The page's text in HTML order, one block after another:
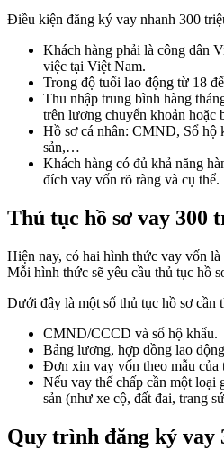
Điều kiện đăng ký vay nhanh 300
Khách hàng phải là công dân
việc tại Việt Nam.
Trong độ tuổi lao động từ 18
Thu nhập trung bình hàng
trên lương chuyển khoản hoặc
Hồ sơ cá nhân: CMND, Sổ hộ
sản,…
Khách hàng có đủ khả năng
đích vay vốn rõ ràng và cụ thể.
Thủ tục hồ sơ vay 300
Hiện nay, có hai hình thức vay vốn là
Mỗi hình thức sẽ yêu cầu thủ tục hồ
Dưới đây là một số thủ tục hồ sơ cần
CMND/CCCD và sổ hộ khẩu.
Bảng lương, hợp đồng lao
Đơn xin vay vốn theo mẫu của
Nếu vay thế chấp cần một loại
sản (như xe cộ, đất đai, trang
Quy trình đăng ký vay